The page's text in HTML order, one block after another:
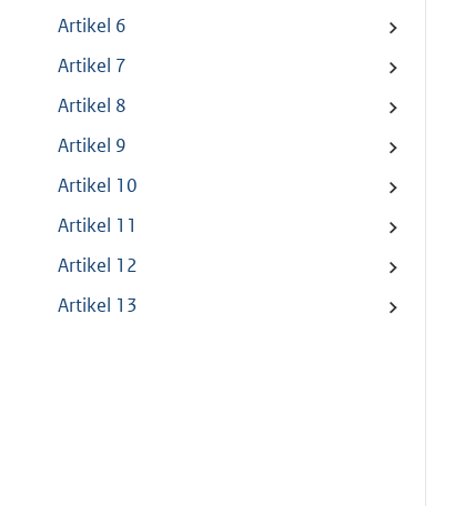
Artikel 6
Artikel 7
Artikel 8
Artikel 9
Artikel 10
Artikel 11
Artikel 12
Artikel 13